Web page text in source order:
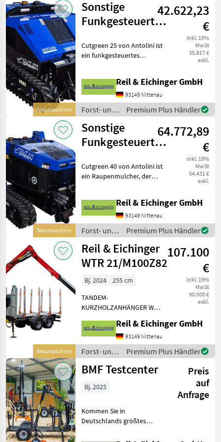
/ Sonstige
Neumaschine
Sonstige
Funkgesteuerte
CUTGREEN 25
42.622,23
€
inkl. 19%
MwSt
35.817 €
exkl.
Cutgreen 25 von Antolini ist
ein funkgesteuertes
Park, Forst und sonstigen
Grünanlagen.
Ausgesprochen zuverlässig
i
Reil & Eichinger GmbH
93149 Nittenau
Forst- und
Holztechnik
/ Sonstige
Premium Plus Händler
Neumaschine
Sonstige
Funkgesteuerte
CUTGREEN 40
64.772,89
€
inkl. 19%
MwSt
54.431 €
exkl.
Cutgreen 40 von Antolini ist
ein Raupenmulcher, der
außerordentlich effektiv zur
Seite steht. Selbst unter
widrigsten Bedin
Reil & Eichinger GmbH
93149 Nittenau
Forst- und
Holztechnik
/ Sonstige
Premium Plus Händler
Neumaschine
Reil & Eichinger
WTR 21/M100Z82
107.100
€
inkl. 19%
MwSt
90.000 €
exkl.
Bj. 2024
255 cm
TANDEM-
KURZHOLZANHÄNGER WTR
Rundholzlogistik neu
gedacht! ...wo LKWs
aufhören fangen wir an! •
Offroad: egal ob steil,
rutschig oder eng, mit der
An
Reil & Eichinger GmbH
93149 Nittenau
Forst- und
Holztechnik
/ Reil &
Premium Plus Händler
BMF Testcenter
Preis
auf
Anfrage
Bj. 2025
Kommen Sie in
Deutschlands größtes